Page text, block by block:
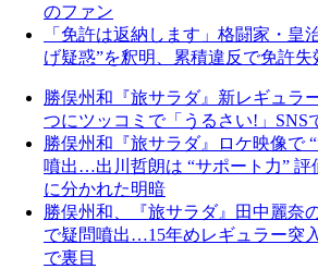
のファン
「免許は返納します」格闘家・
げ疑惑”を釈明、累積違反で免許失
勝俣州和『旅サラダ』新レギュラ
つにツッコミで「うるさい!」SNS
勝俣州和『旅サラダ』ロケ映像で
噴出…出川哲朗は “サポート力” 評
に分かれた明暗
勝俣州和、『旅サラダ』田中麗奈
で疑問噴出…15年めレギュラー突
で裏目